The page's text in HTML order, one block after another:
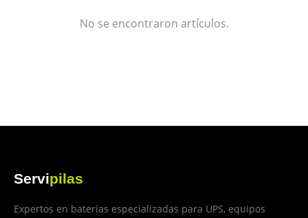
No se encontraron artículos.
Servipilas
Expertos en baterías especializadas para UPS, equipos